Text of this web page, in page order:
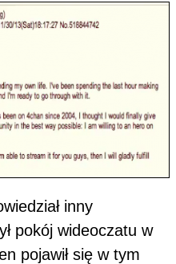
inny
pokój wideoczatu w
pojawił się w tym